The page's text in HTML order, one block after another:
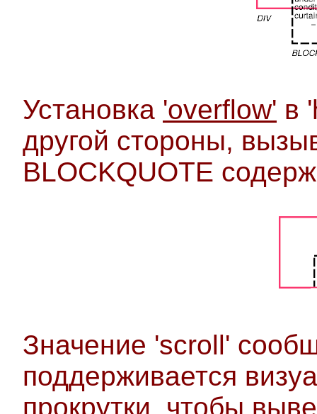
Установка 'overflow' в
другой стороны,
BLOCKQUOTE
Значение 'scroll'
поддерживается
прокрутки, чтобы